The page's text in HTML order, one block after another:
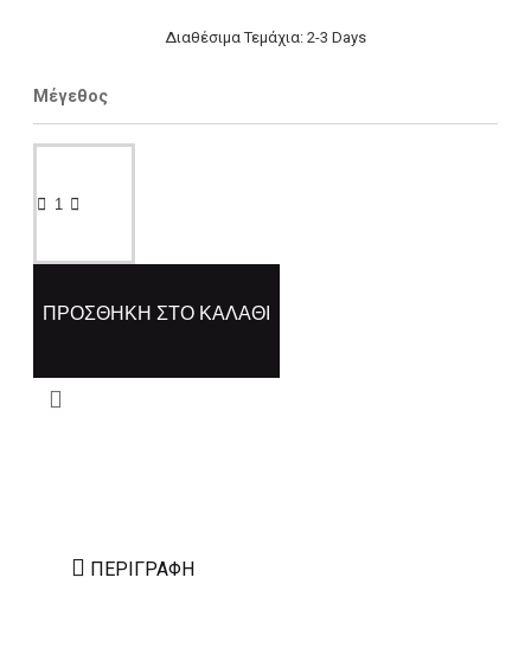
Διαθέσιμα Τεμάχια: 2-3 Days
Μέγεθος
ΠΡΟΣΘΉΚΗ ΣΤΟ ΚΑΛΆΘΙ
ΠΕΡΙΓΡΑΦΉ